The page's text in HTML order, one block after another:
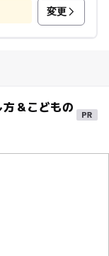
変更
＆こどもの